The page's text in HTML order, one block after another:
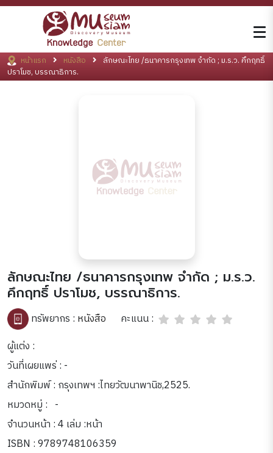
หน้าแรก หนังสือ
ลักษณะไทย /ธนาคารกรุงเทพ จำกัด ; ม.ร.ว. คึกฤทธิ์
ปราโมช, บรรณาธิการ.
ลักษณะไทย /ธนาคารกรุงเทพ จำกัด ; ม.ร.ว.
คึกฤทธิ์ ปราโมช, บรรณาธิการ.
ทรัพยากร : หนังสือ
คะแนน :
ผู้แต่ง :
วันที่เผยแพร่ : -
สำนักพิมพ์ : กรุงเทพฯ :ไทยวัฒนาพานิช,2525.
หมวดหมู่ : -
จำนวนหน้า : 4 เล่ม :หน้า
ISBN : 9789748106359